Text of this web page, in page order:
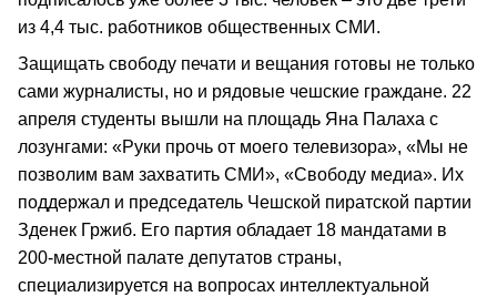
из 4,4 тыс. работников общественных СМИ.
Защищать свободу печати и вещания готовы не только
сами журналисты, но и рядовые чешские граждане. 22
апреля студенты вышли на площадь Яна Палаха с
лозунгами: «Руки прочь от моего телевизора», «Мы не
позволим вам захватить СМИ», «Свободу медиа». Их
поддержал и председатель Чешской пиратской партии
Зденек Гржиб. Его партия обладает 18 мандатами в
200-местной палате депутатов страны,
специализируется на вопросах интеллектуальной